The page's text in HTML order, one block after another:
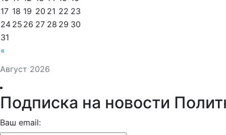
Август 2026
«
17 18 19 20 21 22 23
24 25 26 27 28 29 30
31
Подписка на новости
Ваш email: